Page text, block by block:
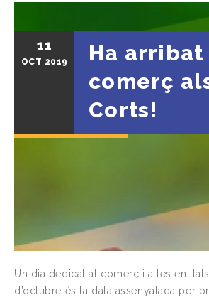
11
OCT 2019
Ha arribat
comerç
Corts!
Un dia dedicat al comerç i a les
d’octubre és la data assenyalada per